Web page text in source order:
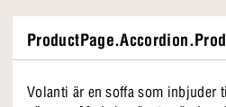
Volanti är en soffa som inbjuder